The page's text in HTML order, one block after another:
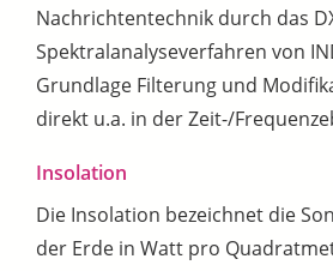
Nachrichtentechnik durch das
Spektralanalyseverfahren von
Grundlage Filterung und
direkt u.a. in der Zeit-/
Insolation
Die Insolation bezeichnet die
der Erde in Watt pro